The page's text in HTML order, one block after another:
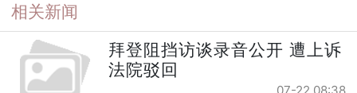
相关新闻
拜登阻挡访谈录音公开 遭上诉
法院驳回
07-22 08:38